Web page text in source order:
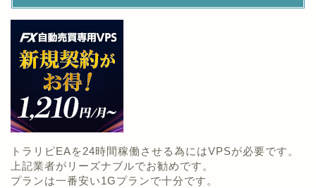
トラリピEAを24時間稼働させる為にはVPSが必要です。
上記業者がリーズナブルでお勧めです。
プランは一番安い1Gプランで十分です。